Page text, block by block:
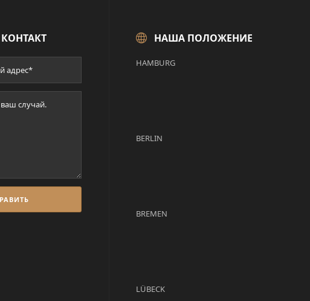
НАША ПОЛОЖЕНИЕ
HAMBURG
BERLIN
BREMEN
LÜBECK